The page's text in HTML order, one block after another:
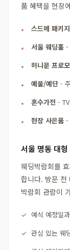
품 혜택을 현장
스드메 패키지
서울 웨딩홀 -
허니문 프로
예물/예단 -
혼수가전 -
현장 사은품 -
서울 명동 대
웨딩박람회를
합니다. 방문 전
박람회 관람이
예식 예정일
관심 있는 웨